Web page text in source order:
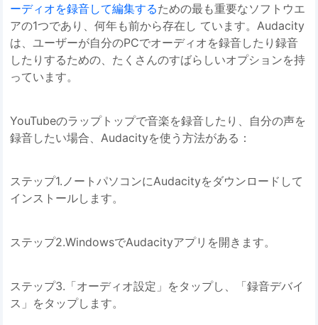
ーディオを録音して編集するための最も重要なソフトウエ
アの1つであり、何年も前から存在し ています。Audacity
は、ユーザーが自分のPCでオーディオを録音したり録音
したりするための、たくさんのすばらしいオプションを持
っています。
YouTubeのラップトップで音楽を録音したり、自分の声を
録音したい場合、Audacityを使う方法がある：
ステップ1.ノートパソコンにAudacityをダウンロードして
インストールします。
ステップ2.WindowsでAudacityアプリを開きます。
ステップ3.「オーディオ設定」をタップし、「録音デバイ
ス」をタップします。